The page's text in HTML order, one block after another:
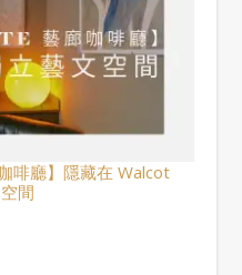
啡廳】隱藏在 Walcot
間